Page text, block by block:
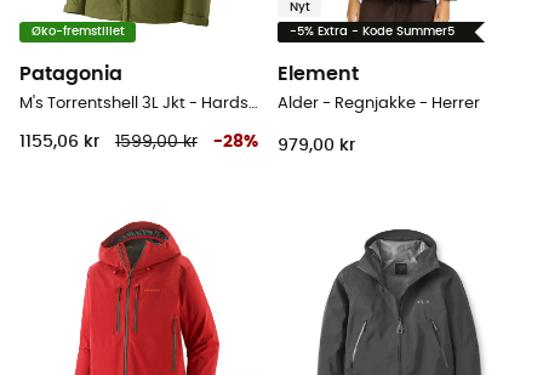
Øko-fremstillet
Patagonia
M's Torrentshell 3L Jkt - Hardshell jakke - Herrer
1155,06 kr 1599,00 kr -28%
Nyt
-5% Extra - Kode Summer5
Element
Alder - Regnjakke - Herrer
979,00 kr